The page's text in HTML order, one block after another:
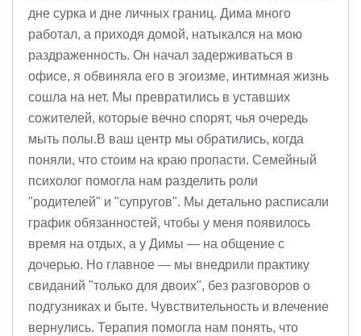
дне сурка и дне личных границ. Дима много
работал, а приходя домой, натыкался на мою
раздраженность. Он начал задерживаться в
офисе, я обвиняла его в эгоизме, интимная жизнь
сошла на нет. Мы превратились в уставших
сожителей, которые вечно спорят, чья очередь
мыть полы.В ваш центр мы обратились, когда
поняли, что стоим на краю пропасти. Семейный
психолог помогла нам разделить роли
"родителей" и "супругов". Мы детально расписали
график обязанностей, чтобы у меня появилось
время на отдых, а у Димы — на общение с
дочерью. Но главное — мы внедрили практику
свиданий "только для двоих", без разговоров о
подгузниках и быте. Чувствительность и влечение
вернулись. Терапия помогла нам понять, что